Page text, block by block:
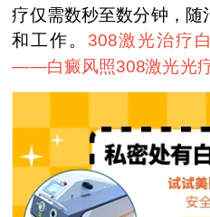
疗仅需数秒至数分钟，
和工作。 308激光治疗
——白癜风照308激光光